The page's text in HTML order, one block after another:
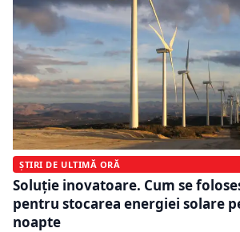
ȘTIRI DE ULTIMĂ ORĂ
Soluție inovatoare. Cum se
pentru stocarea energiei solare
noapte